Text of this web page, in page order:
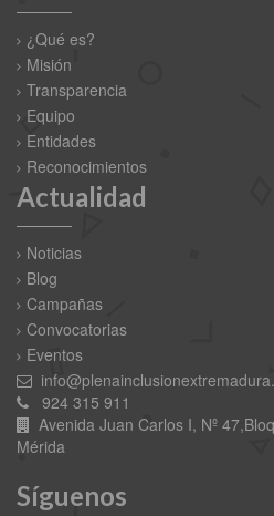
¿Qué es?
Misión
Transparencia
Equipo
Entidades
Reconocimientos
Actualidad
Noticias
Blog
Campañas
Convocatorias
Eventos
924 315 911
Avenida Juan Carlos I, Nº
Mérida
Síguenos